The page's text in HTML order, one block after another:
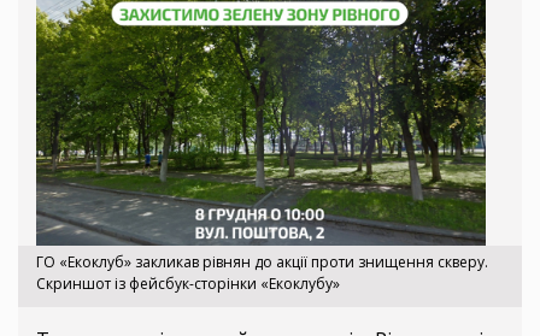
ГО «Екоклуб» закликав рівнян до акції проти знищення скверу.
Скриншот із фейсбук-сторінки «Екоклубу»